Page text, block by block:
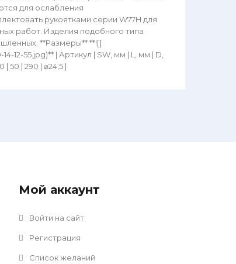
для ослабления
рукоятками серии W77H для
работ. Изделия подобного типа
**Размеры** **![]
12-55.jpg)** | Артикул | SW, мм | L, мм | D,
| 50 | 290 | ⌀24,5 |
Мой аккаунт
Войти на сайт
Регистрация
Список желаний